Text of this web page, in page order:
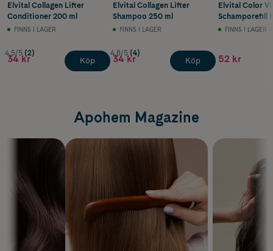
Elvital Collagen Lifter
Conditioner 200 ml
FINNS I LAGER
4.5/5 (2)
34 kr Köp
Elvital Collagen Lifter
Shampoo 250 ml
FINNS I LAGER
4.8/5 (4)
34 kr Köp
Elvital Color
Schamporefill
Hår 500 ml
FINNS I LAGER
52 kr
Apohem Magazine